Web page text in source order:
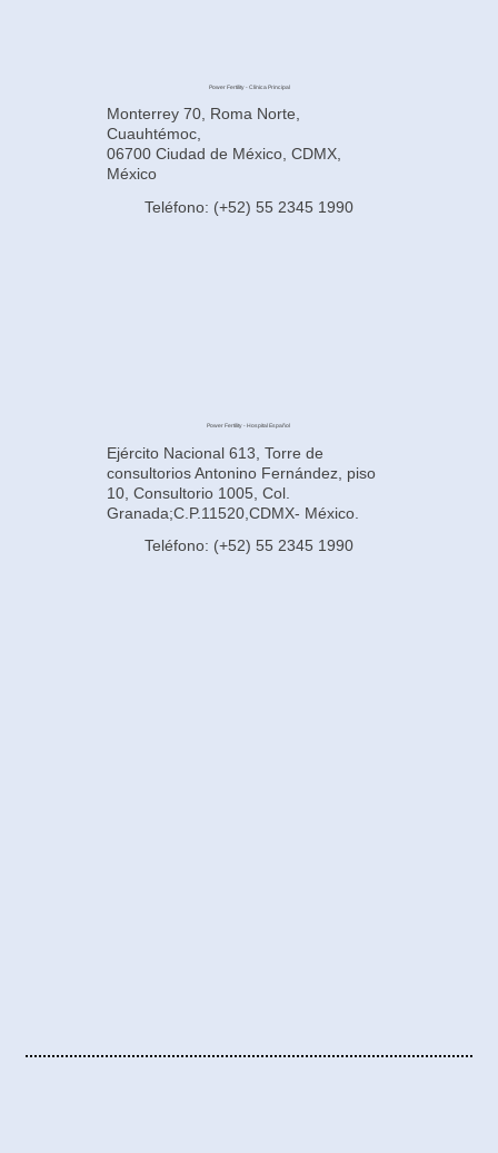
Power Fertility - Clínica Principal
Monterrey 70, Roma Norte,
Cuauhtémoc,
06700 Ciudad de México, CDMX,
México
Teléfono: (+52) 55 2345 1990
Power Fertility - Hospital Español
Ejército Nacional 613, Torre de
consultorios Antonino Fernández, piso
10, Consultorio 1005, Col.
Granada;C.P.11520,CDMX- México.
Teléfono: (+52) 55 2345 1990